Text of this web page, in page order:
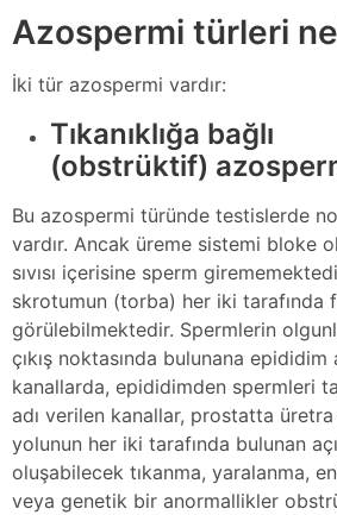
Azospermi türleri
İki tür azospermi vardır:
Tıkanıklığa bağlı
(obstrüktif)
Bu azospermi türünde testislerde
vardır. Ancak üreme sistemi bloke
sıvısı içerisine sperm
skrotumun (torba) her iki tarafında
görülebilmektedir. Spermlerin
çıkış noktasında bulunana epididim
kanallarda, epididimden spermleri
adı verilen kanallar, prostatta
yolunun her iki tarafında bulunan
oluşabilecek tıkanma, yaralanma,
veya genetik bir anormallikler